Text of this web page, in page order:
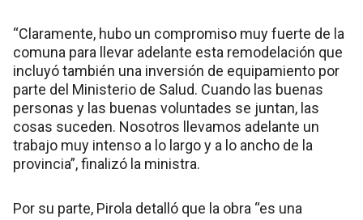
“Claramente, hubo un compromiso muy fuerte de la
comuna para llevar adelante esta remodelación que
incluyó también una inversión de equipamiento por
parte del Ministerio de Salud. Cuando las buenas
personas y las buenas voluntades se juntan, las
cosas suceden. Nosotros llevamos adelante un
trabajo muy intenso a lo largo y a lo ancho de la
provincia”, finalizó la ministra.
Por su parte, Pirola detalló que la obra “es una